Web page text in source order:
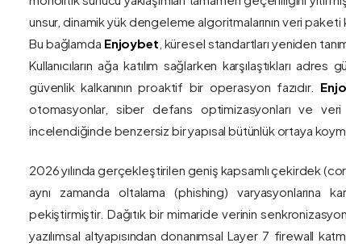
unsur, dinamik yük dengeleme algoritmalarının veri
Bu bağlamda Enjoybet , küresel standartları yeniden
Kullanıcıların ağa katılım sağlarken karşılaştıkları
güvenlik kalkanının proaktif bir operasyon fazıdır.
otomasyonlar, siber defans optimizasyonları ve
incelendiğinde benzersiz bir yapısal bütünlük ortaya
2026 yılında gerçekleştirilen geniş kapsamlı çekirdek
aynı zamanda oltalama (phishing) varyasyonlarına
pekiştirmiştir. Dağıtık bir mimaride verinin
yazılımsal altyapısından donanımsal Layer 7 firewall